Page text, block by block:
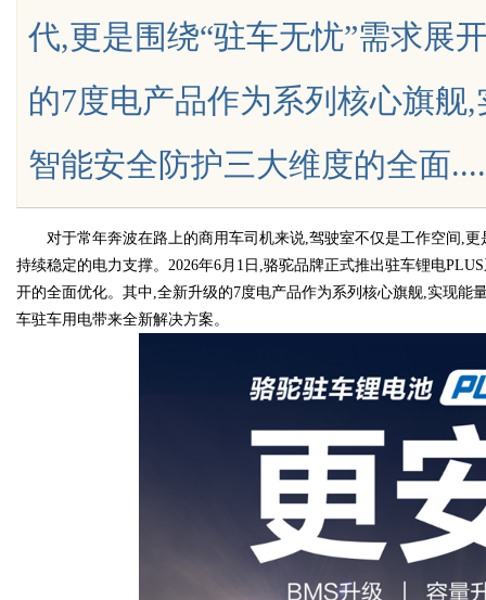
代,更是围绕“驻车无忧”需求展
的7度电产品作为系列核心旗
智能安全防护三大维度的全面
对于常年奔波在路上的商用车司机来说,驾驶室不仅是工作空间,更
持续稳定的电力支撑。2026年6月1日,骆驼品牌正式推出驻车锂电
开的全面优化。其中,全新升级的7度电产品作为系列核心旗舰,实现
车驻车用电带来全新解决方案。